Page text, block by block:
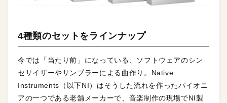
4種類のセットをラインナップ
今では「当たり前」になっている、ソフトウェアのシン
セサイザーやサンプラーによる曲作り。Native
Instruments（以下NI）はそうした流れを作ったパイオニ
アの一つである老舗メーカーで、音楽制作の現場でNI製